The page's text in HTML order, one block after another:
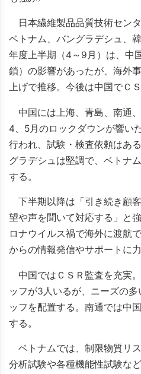
日本繊維製品品質技術セン
ベトナム、バングラデシュ、
年度上半期（4～9月）は、中
鎖）の影響があったが、海外
上げで推移。今後は中国でＣ
中国には上海、青島、南通
4、5月のロックダウンが響い
行われ、試験・検査依頼はあ
グラデシュは堅調で、ベトナ
する。
下半期以降は「引き続き顧
望や声を聞いて対応する」と
ロナウイルス禍で海外に渡航
からの情報発信やサポートに力
中国ではＣＳＲ監査を充実
ッフが3人いるが、ニーズの
ッフを配置する。南通では中
する。
ベトナムでは、制限物質リ
分析試験や各種機能性試験な